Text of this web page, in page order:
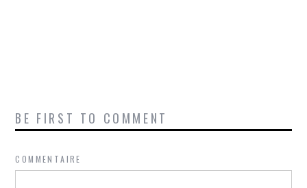
BE FIRST TO COMMENT
COMMENTAIRE